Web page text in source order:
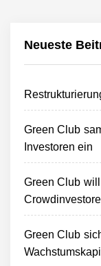
Neueste
Green Club
Investoren ein
Green Club
Green Club